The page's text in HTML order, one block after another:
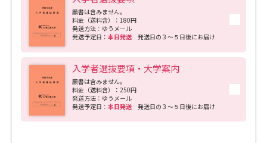
に社会が進展する中で,工学・情報工学・生命体工学の各分野で新たな知識と技術を
生み出し続ける研究力を背景としながら,常に日本の産業を支え,世界で活躍できる技
術者を育てる学びの場を提供し続けています。そして多くの卒業生が企業の中核技
術者や経営者として社会を支え,未来を切り拓いています。 九州工業大学は,「技術
に堪能なる士君子」の養成という建学の精神のもと,幅広い理工学分野における教育
と研究を通して人類・社会に貢献することを基本理念としています。この理念に則
り,「ものづくり」と「情報」における新しい技術と科学の発展のため,深い専門性と
幅広い知識・教養,多様な人々と協働するために必要なコミュニケ―ション力および
技術者として必要な倫理観を備えた人材を育成し,グローバル社会で活躍できる優れ
た技術者(グローバルエンジニア)としての能力を発展・向上させることを使命として
います。
願書は含みません。
料金（送料含）：180円
発送方法：ゆうメール
発送予定日： 本日発送 発送日の３～５日後にお届け
入学者選抜要項・大学案内
願書は含みません。
料金（送料含）：250円
発送方法：ゆうメール
発送予定日： 本日発送 発送日の３～５日後にお届け